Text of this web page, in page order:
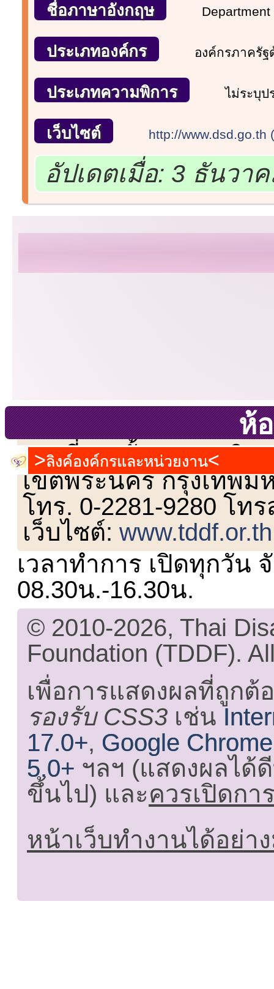
ชื่อภาษาอังกฤษ
ประเภทองค์กร องค์กรภาครั
ประเภทความพิการ ไม่ระบุป
เว็บไซต์ http://
อัปเดตเมื่อ: 3 ธันวา
ห้
ลิงค์องค์กรและหน่วยงาน
เลขที่ 23 ชั้น 2 ถนนวิ
เขตพระนคร กรุงเทพม
โทร. 0-2281-9280 โท
เว็บไซต์:www.tddf.or.th
เวลาทำการ เปิดทุกวัน
08.30น.-16.30น.
© 2010-2026, Thai
Foundation (TDDF).
เพื่อการแสดงผลที่ถูกต้
รองรับ CSS3 เช่น
17.0+, Google
5.0+ ฯลฯ (แสดงผลได้
ขึ้นไป) และควรเปิดกา
หน้าเว็บทำงานได้อย่า